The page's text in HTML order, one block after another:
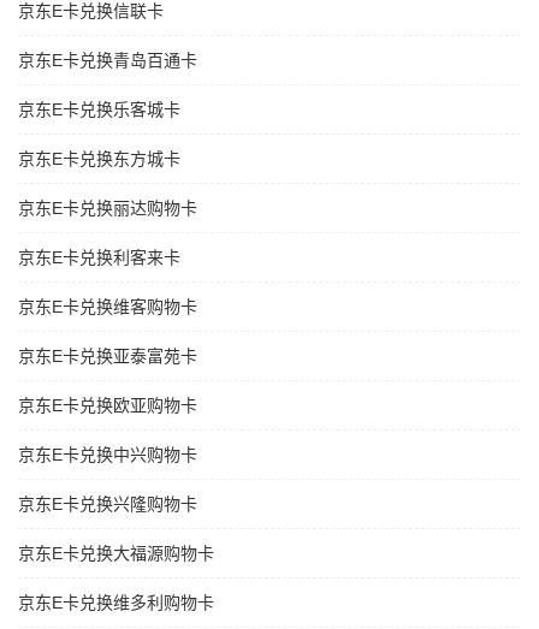
京东E卡兑换信联卡
京东E卡兑换青岛百通卡
京东E卡兑换乐客城卡
京东E卡兑换东方城卡
京东E卡兑换丽达购物卡
京东E卡兑换利客来卡
京东E卡兑换维客购物卡
京东E卡兑换亚泰富苑卡
京东E卡兑换欧亚购物卡
京东E卡兑换中兴购物卡
京东E卡兑换兴隆购物卡
京东E卡兑换大福源购物卡
京东E卡兑换维多利购物卡